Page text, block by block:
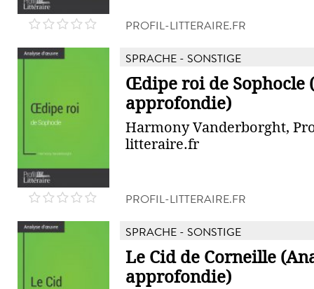
PROFIL-LITTERAIRE.FR
SPRACHE - SONSTIGE
Œdipe roi de Sophocle
approfondie)
Harmony Vanderborght,
litteraire.fr
PROFIL-LITTERAIRE.FR
SPRACHE - SONSTIGE
Le Cid de Corneille
approfondie)